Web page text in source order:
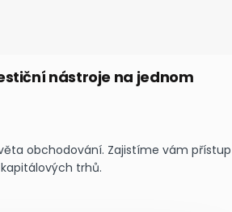
nástroje na jednom
obchodování. Zajistíme vám přístup
trhů.